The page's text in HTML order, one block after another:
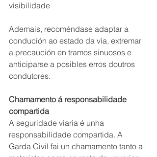
visibilidade
Ademais, recoméndase adaptar a
condución ao estado da vía, extremar
a precaución en tramos sinuosos e
anticiparse a posibles erros doutros
condutores.
Chamamento á responsabilidade
compartida
A seguridade viaria é unha
responsabilidade compartida. A
Garda Civil fai un chamamento tanto a